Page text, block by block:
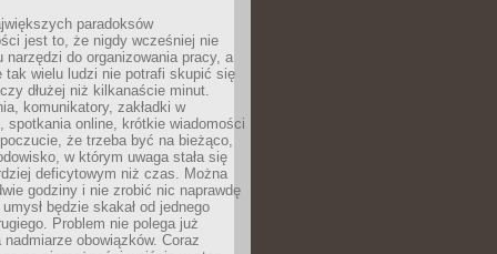
paradoksów
jest to, że nigdy wcześniej nie
narzędzi do organizowania pracy, a
tak wielu ludzi nie potrafi skupić się
dłużej niż kilkanaście minut.
komunikatory, zakładki w
spotkania online, krótkie wiadomości
że trzeba być na bieżąco,
w którym uwaga stała się
deficytowym niż czas. Można
godziny i nie zrobić nic naprawdę
będzie skakał od jednego
Problem nie polega już
nadmiarze obowiązków. Coraz